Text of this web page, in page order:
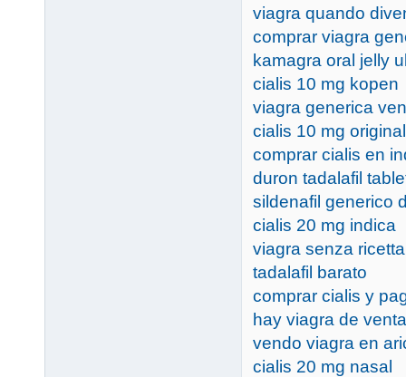
viagra quando
comprar viagra
kamagra oral jelly
cialis 10 mg kopen
viagra generica
cialis 10 mg
comprar cialis en
duron tadalafil
sildenafil generico
cialis 20 mg indica
viagra senza
tadalafil barato
comprar cialis y
hay viagra de
vendo viagra en
cialis 20 mg nasal